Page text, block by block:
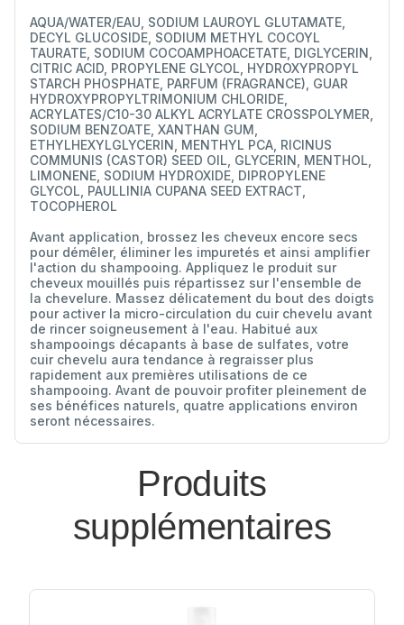
AQUA/WATER/EAU, SODIUM LAUROYL GLUTAMATE,
DECYL GLUCOSIDE, SODIUM METHYL COCOYL
TAURATE, SODIUM COCOAMPHOACETATE, DIGLYCERIN,
CITRIC ACID, PROPYLENE GLYCOL, HYDROXYPROPYL
STARCH PHOSPHATE, PARFUM (FRAGRANCE), GUAR
HYDROXYPROPYLTRIMONIUM CHLORIDE,
ACRYLATES/C10-30 ALKYL ACRYLATE CROSSPOLYMER,
SODIUM BENZOATE, XANTHAN GUM,
ETHYLHEXYLGLYCERIN, MENTHYL PCA, RICINUS
COMMUNIS (CASTOR) SEED OIL, GLYCERIN, MENTHOL,
LIMONENE, SODIUM HYDROXIDE, DIPROPYLENE
GLYCOL, PAULLINIA CUPANA SEED EXTRACT,
TOCOPHEROL
Avant application, brossez les cheveux encore secs
pour démêler, éliminer les impuretés et ainsi amplifier
l'action du shampooing. Appliquez le produit sur
cheveux mouillés puis répartissez sur l'ensemble de
la chevelure. Massez délicatement du bout des doigts
pour activer la micro-circulation du cuir chevelu avant
de rincer soigneusement à l'eau. Habitué aux
shampooings décapants à base de sulfates, votre
cuir chevelu aura tendance à regraisser plus
rapidement aux premières utilisations de ce
shampooing. Avant de pouvoir profiter pleinement de
ses bénéfices naturels, quatre applications environ
seront nécessaires.
Produits
supplémentaires